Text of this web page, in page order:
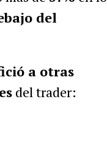
del
a otras
del trader: